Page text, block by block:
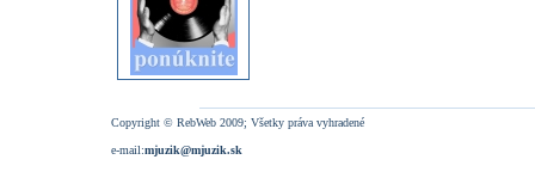
Copyright © RebWeb 2009; Všetky práva vyhradené
e-mail:mjuzik@mjuzik.sk